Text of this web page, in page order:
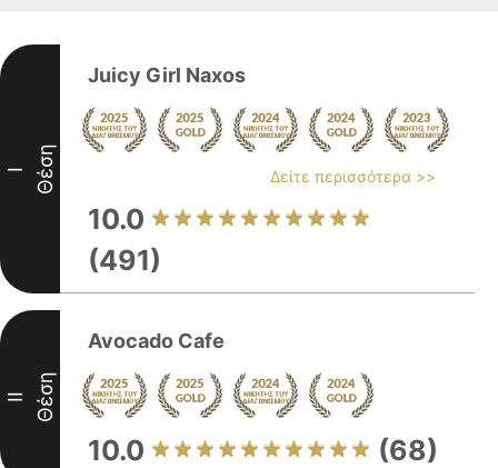
I Θέση
Juicy Girl Naxos
Δείτε περισσότερα >>
10.0
(491)
II Θέση
Avocado Cafe
10.0 (68)